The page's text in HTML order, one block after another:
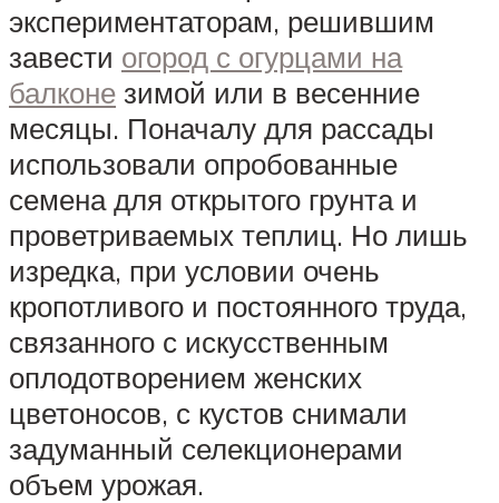
экспериментаторам, решившим
завести огород с огурцами на
балконе зимой или в весенние
месяцы. Поначалу для рассады
использовали опробованные
семена для открытого грунта и
проветриваемых теплиц. Но лишь
изредка, при условии очень
кропотливого и постоянного труда,
связанного с искусственным
оплодотворением женских
цветоносов, с кустов снимали
задуманный селекционерами
объем урожая.